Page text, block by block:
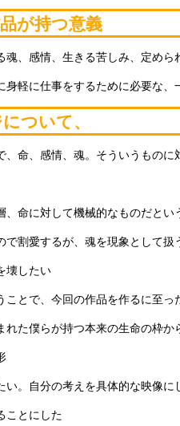
が持つ意義
、感情、生きる苦しみ、定め
軽に仕事をするために必要な、
ついて、
命、感情、魂。そういうもの
命に対して機械的なものだとい
割愛するが、魂を現象として扱
壊したい
ことで、今回の作品を作るに至っ
た僕らが持つ本来の生命の枠
い。自分の考えを具体的な映像に
ことにした